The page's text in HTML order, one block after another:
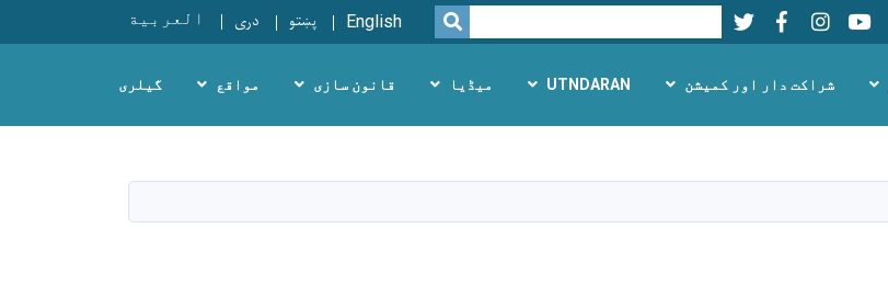
content
Youtube
LinkedIn
Facebook
Twitter
تلاش SEARCH
English پښتو دری العربية
شراکت دار اور کمیشن UTNDARAN میڈیا قانون سازی مواقع گیلری